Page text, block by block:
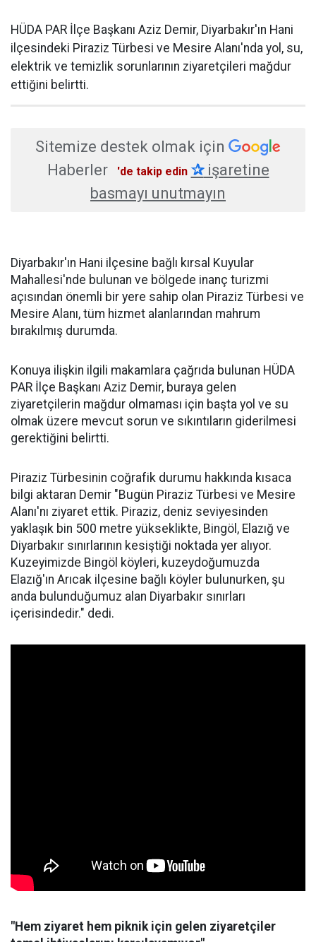
HÜDA PAR İlçe Başkanı Aziz Demir, Diyarbakır'ın Hani
ilçesindeki Piraziz Türbesi ve Mesire Alanı'nda yol, su,
elektrik ve temizlik sorunlarının ziyaretçileri mağdur
ettiğini belirtti.
Sitemize destek olmak için
Haberler
'de takip edin ✰işaretine
basmayı unutmayın
Diyarbakır'ın Hani ilçesine bağlı kırsal Kuyular
Mahallesi'nde bulunan ve bölgede inanç turizmi
açısından önemli bir yere sahip olan Piraziz Türbesi ve
Mesire Alanı, tüm hizmet alanlarından mahrum
bırakılmış durumda.
Konuya ilişkin ilgili makamlara çağrıda bulunan HÜDA
PAR İlçe Başkanı Aziz Demir, buraya gelen
ziyaretçilerin mağdur olmaması için başta yol ve su
olmak üzere mevcut sorun ve sıkıntıların giderilmesi
gerektiğini belirtti.
Piraziz Türbesinin coğrafik durumu hakkında kısaca
bilgi aktaran Demir "Bugün Piraziz Türbesi ve Mesire
Alanı'nı ziyaret ettik. Piraziz, deniz seviyesinden
yaklaşık bin 500 metre yükseklikte, Bingöl, Elazığ ve
Diyarbakır sınırlarının kesiştiği noktada yer alıyor.
Kuzeyimizde Bingöl köyleri, kuzeydoğumuzda
Elazığ'ın Arıcak ilçesine bağlı köyler bulunurken, şu
anda bulunduğumuz alan Diyarbakır sınırları
içerisindedir." dedi.
"Hem ziyaret hem piknik için gelen ziyaretçiler